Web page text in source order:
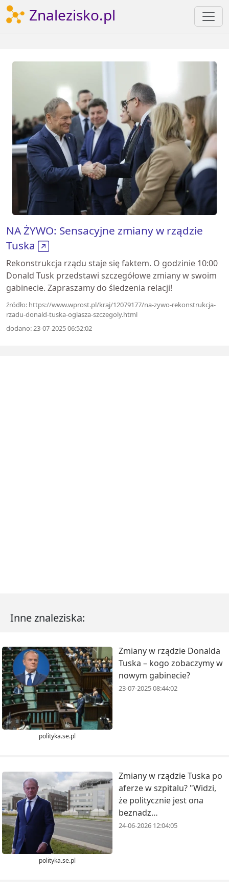
Znalezisko.pl
NA ŻYWO: Sensacyjne zmiany w rządzie
Tuska
Rekonstrukcja rządu staje się faktem. O godzinie 10:00
Donald Tusk przedstawi szczegółowe zmiany w swoim
gabinecie. Zapraszamy do śledzenia relacji!
źródło: https://www.wprost.pl/kraj/12079177/na-zywo-rekonstrukcja-
rzadu-donald-tuska-oglasza-szczegoly.html
dodano: 23-07-2025 06:52:02
Inne znaleziska:
polityka.se.pl
Zmiany w rządzie Donalda
Tuska – kogo zobaczymy w
nowym gabinecie?
23-07-2025 08:44:02
polityka.se.pl
Zmiany w rządzie Tuska po
aferze w szpitalu? "Widzi,
że politycznie jest ona
beznadz…
24-06-2026 12:04:05